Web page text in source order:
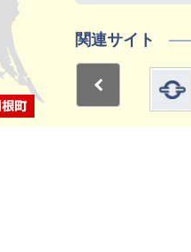
関連サイト
詳細をみる
利根町
選挙管理委員会
Previous